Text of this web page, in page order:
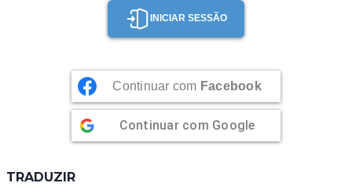
INICIAR SESSÃO
Continuar com Facebook
Continuar com Google
TRADUZIR